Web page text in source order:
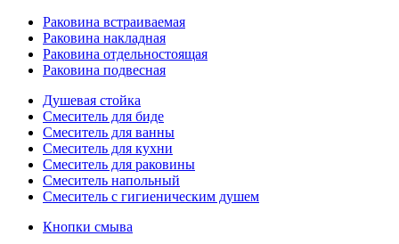
Раковина встраиваемая
Раковина накладная
Раковина отдельностоящая
Раковина подвесная
Душевая стойка
Смеситель для биде
Смеситель для ванны
Смеситель для кухни
Смеситель для раковины
Смеситель напольный
Смеситель с гигиеническим душем
Кнопки смыва